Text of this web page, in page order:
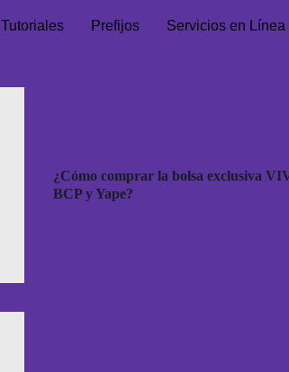
Tutoriales Prefijos Servicios en Línea
¿Cómo comprar la bolsa exclusiva
BCP y Yape?